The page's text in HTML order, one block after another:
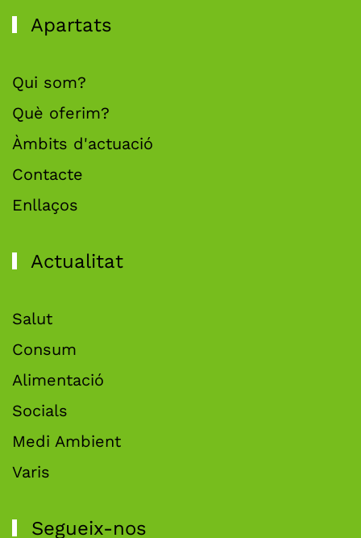
Apartats
Qui som?
Què oferim?
Àmbits d'actuació
Contacte
Enllaços
Actualitat
Salut
Consum
Alimentació
Socials
Medi Ambient
Varis
Segueix-nos